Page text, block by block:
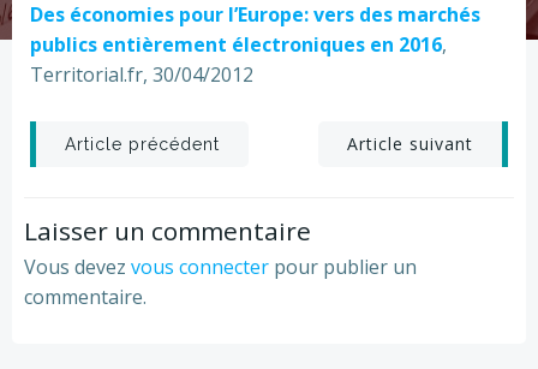
Des économies pour l’Europe: vers des marchés
publics entièrement électroniques en 2016,
Territorial.fr, 30/04/2012
Post
navigation
Article précédent
Post
navigation
Article suivant
Laisser un commentaire
Vous devez vous connecter pour publier un
commentaire.